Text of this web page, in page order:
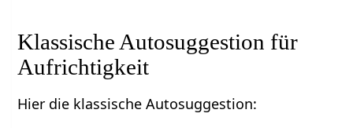
Klassische Autosuggestion für
Aufrichtigkeit
Hier die klassische Autosuggestion: